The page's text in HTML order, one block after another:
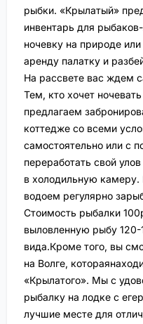
рыбки. «Крылатый»
инвентарь для
ночевку на природе
аренду палатку и
На рассвете вас ждем
Тем, кто хочет
предлагаем
коттедже со всеми
самостоятельно или с
переработать свой
в холодильную
водоем регулярно
Стоимость рыбалки
выловленную рыбу 120-
вида.Кроме того, вы
на Волге,
«Крылатого». Мы с
рыбалку на лодке с
лучшие месте для